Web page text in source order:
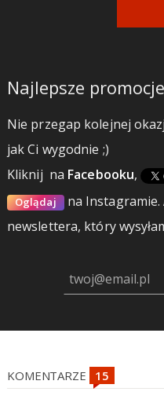
Najlepsze
Nie przegap kolejnej
jak Ci wygodnie ;)
Kliknij na Facebooku,
Oglądaj na Instagramie.
newslettera, który
KOMENTARZE